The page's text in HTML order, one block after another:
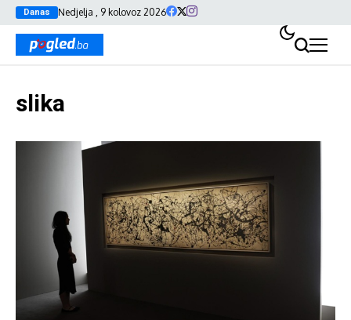
Danas Nedjelja , 9 kolovoz 2026
slika